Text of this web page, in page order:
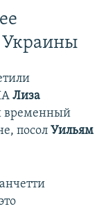
Украины
Лиза
временный
посол Уильям